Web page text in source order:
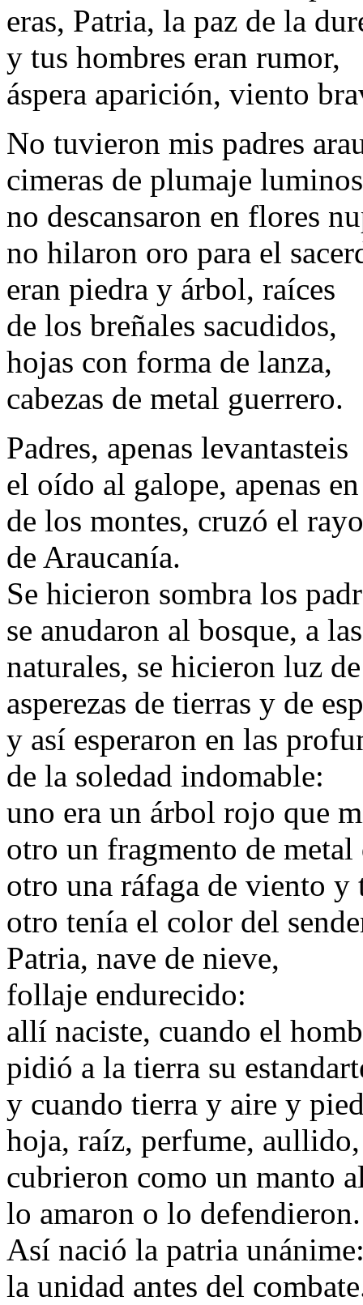
eras, Patria, la paz de la
y tus hombres eran rumor,
áspera aparición, viento
No tuvieron mis padres
cimeras de plumaje
no descansaron en flores
no hilaron oro para el
eran piedra y árbol, raíces
de los breñales sacudidos,
hojas con forma de lanza,
cabezas de metal guerrero.
Padres, apenas levantasteis
el oído al galope, apenas
de los montes, cruzó el rayo
de Araucanía.
Se hicieron sombra los
se anudaron al bosque, a
naturales, se hicieron luz
asperezas de tierras y de
y así esperaron en las
de la soledad indomable:
uno era un árbol rojo que
otro un fragmento de metal
otro una ráfaga de viento y
otro tenía el color del
Patria, nave de nieve,
follaje endurecido:
allí naciste, cuando el
pidió a la tierra su
y cuando tierra y aire y
hoja, raíz, perfume, aullido,
cubrieron como un manto
lo amaron o lo defendieron.
Así nació la patria
la unidad antes del